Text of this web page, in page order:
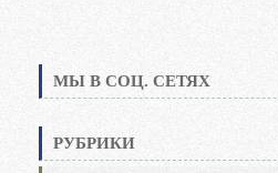
МЫ В СОЦ. СЕТЯХ
РУБРИКИ